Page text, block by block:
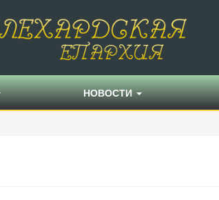
НОВОСТИ